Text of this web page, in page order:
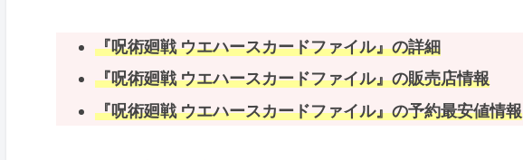
『呪術廻戦 ウエハースカードファイル』の詳細
『呪術廻戦 ウエハースカードファイル』の販売店情報
『呪術廻戦 ウエハースカードファイル』の予約最安値情報